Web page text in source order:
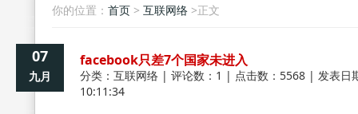
你的位置： 首页 > 互联网络 >正文
07
九月
facebook只差7个国家未进入
分类： 互联网络 | 评论数：1 | 点击数：5568 | 发表日
10:11:34